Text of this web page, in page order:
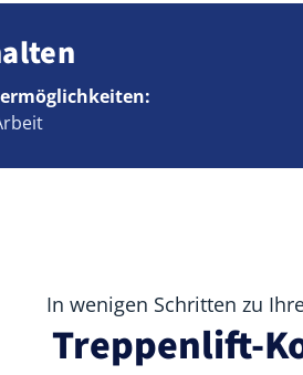
In wenigen Schritten zu
Treppenlift-